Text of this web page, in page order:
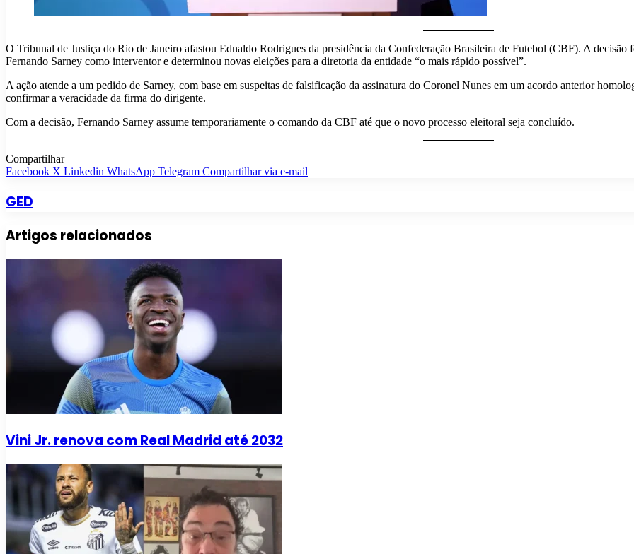
O Tribunal de Justiça do Rio de Janeiro afastou Ednaldo Rodrigues da presidência da Confederação Brasileira de Futebol (CBF). A
Fernando Sarney como interventor e determinou novas eleições para a diretoria da entidade “o mais rápido possível”.
A ação atende a um pedido de Sarney, com base em suspeitas de falsificação da assinatura do Coronel Nunes em um acordo anterior
confirmar a veracidade da firma do dirigente.
Com a decisão, Fernando Sarney assume temporariamente o comando da CBF até que o novo processo eleitoral seja concluído.
Compartilhar
Facebook X Linkedin WhatsApp Telegram Compartilhar via e-mail
GED
Artigos relacionados
Vini Jr. renova com Real Madrid até 2032